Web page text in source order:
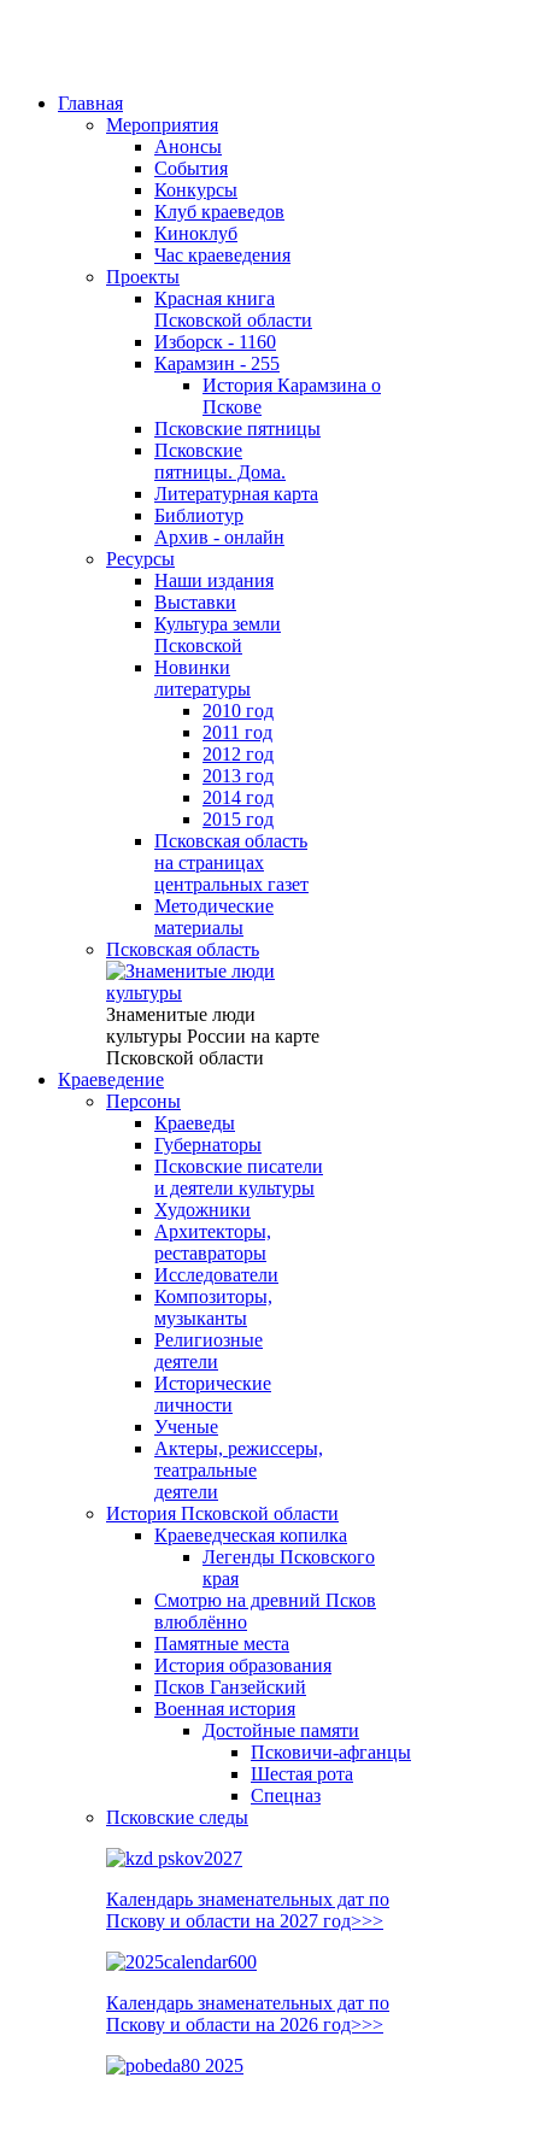
Главная
Мероприятия
Анонсы
События
Конкурсы
Клуб краеведов
Киноклуб
Час краеведения
Проекты
Красная книга
Псковской области
Изборск - 1160
Карамзин - 255
История Карамзина о
Пскове
Псковские пятницы
Псковские
пятницы. Дома.
Литературная карта
Библиотур
Архив - онлайн
Ресурсы
Наши издания
Выставки
Культура земли
Псковской
Новинки
литературы
2010 год
2011 год
2012 год
2013 год
2014 год
2015 год
Псковская область
на страницах
центральных газет
Методические
материалы
Псковская область
Знаменитые люди
культуры России на карте
Псковской области
Краеведение
Персоны
Краеведы
Губернаторы
Псковские писатели
и деятели культуры
Художники
Архитекторы,
реставраторы
Исследователи
Композиторы,
музыканты
Религиозные
деятели
Исторические
личности
Ученые
Актеры, режиссеры,
театральные
деятели
История Псковской области
Краеведческая копилка
Легенды Псковского
края
Смотрю на древний Псков
влюблённо
Памятные места
История образования
Псков Ганзейский
Военная история
Достойные памяти
Псковичи-афганцы
Шестая рота
Спецназ
Псковские следы
Календарь знаменательных дат по
Пскову и области на 2027 год>>>
Календарь знаменательных дат по
Пскову и области на 2026 год>>>